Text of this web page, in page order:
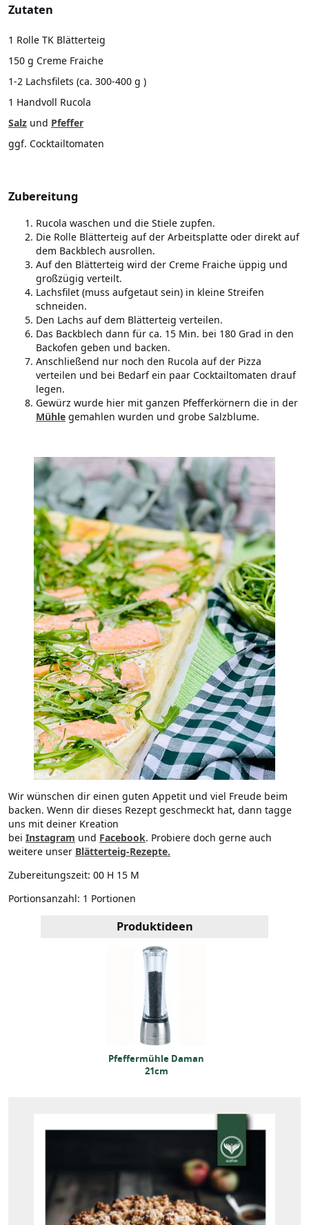
Zutaten
1 Rolle TK Blätterteig
150 g Creme Fraiche
1-2 Lachsfilets (ca. 300-400 g )
1 Handvoll Rucola
Salz und Pfeffer
ggf. Cocktailtomaten
Zubereitung
Rucola waschen und die Stiele zupfen.
Die Rolle Blätterteig auf der Arbeitsplatte oder direkt auf
dem Backblech ausrollen.
Auf den Blätterteig wird der Creme Fraiche üppig und
großzügig verteilt.
Lachsfilet (muss aufgetaut sein) in kleine Streifen
schneiden.
Den Lachs auf dem Blätterteig verteilen.
Das Backblech dann für ca. 15 Min. bei 180 Grad in den
Backofen geben und backen.
Anschließend nur noch den Rucola auf der Pizza
verteilen und bei Bedarf ein paar Cocktailtomaten drauf
legen.
Gewürz wurde hier mit ganzen Pfefferkörnern die in der
Mühle gemahlen wurden und grobe Salzblume.
Wir wünschen dir einen guten Appetit und viel Freude beim
backen. Wenn dir dieses Rezept geschmeckt hat, dann tagge
uns mit deiner Kreation
bei Instagram und Facebook. Probiere doch gerne auch
weitere unser Blätterteig-Rezepte.
Zubereitungszeit: 00 H 15 M
Portionsanzahl: 1 Portionen
Produktideen
Pfeffermühle Daman
21cm
Daman